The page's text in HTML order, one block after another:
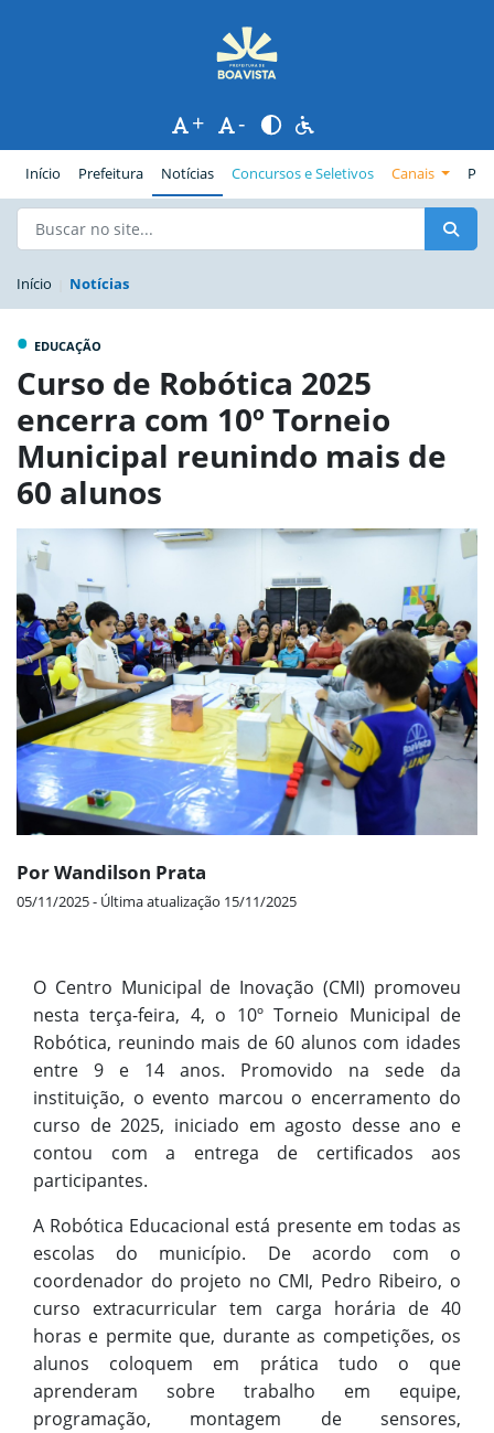
+ -
Início Prefeitura(página atual)
Notícias Concursos e Seletivos Canais
Início Notícias
• EDUCAÇÃO
Curso de Robótica 2025
encerra com 10º Torneio
Municipal reunindo mais de
60 alunos
Por Wandilson Prata
05/11/2025 - Última atualização 15/11/2025
O Centro Municipal de Inovação (CMI) promoveu
nesta terça-feira, 4, o 10º Torneio Municipal de
Robótica, reunindo mais de 60 alunos com idades
entre 9 e 14 anos. Promovido na sede da
instituição, o evento marcou o encerramento do
curso de 2025, iniciado em agosto desse ano e
contou com a entrega de certificados aos
participantes.
A Robótica Educacional está presente em todas as
escolas do município. De acordo com o
coordenador do projeto no CMI, Pedro Ribeiro, o
curso extracurricular tem carga horária de 40
horas e permite que, durante as competições, os
alunos coloquem em prática tudo o que
aprenderam sobre trabalho em equipe,
programação, montagem de sensores,